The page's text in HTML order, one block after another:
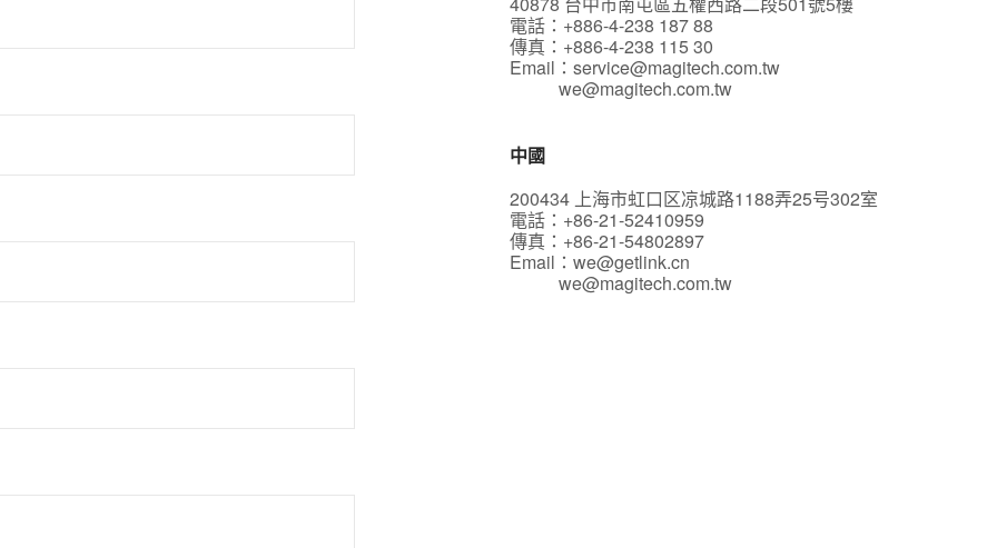
電話：+886-4-238 187 88
傳真：+886-4-238 115 30
Email： service@magitech.com.tw
we@magitech.com.tw
中國
200434 上海市虹口区凉城路1188弄25号302室
電話：+86-21-52410959
傳真：+86-21-54802897
Email： we@getlink.cn
we@magitech.com.tw